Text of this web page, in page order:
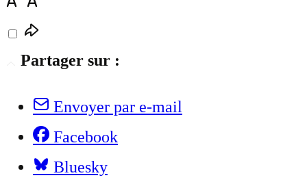
Partager sur :
Envoyer par e-mail
Facebook
Bluesky